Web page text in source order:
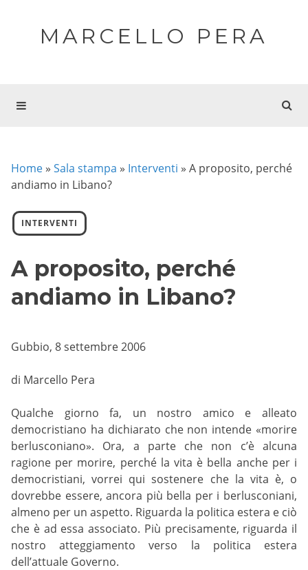
MARCELLO PERA
Home » Sala stampa » Interventi » A proposito, perché
andiamo in Libano?
INTERVENTI
A proposito, perché
andiamo in Libano?
Gubbio, 8 settembre 2006
di Marcello Pera
Qualche giorno fa, un nostro amico e alleato
democristiano ha dichiarato che non intende «morire
berlusconiano». Ora, a parte che non c’è alcuna
ragione per morire, perché la vita è bella anche per i
democristiani, vorrei qui sostenere che la vita è, o
dovrebbe essere, ancora più bella per i berlusconiani,
almeno per un aspetto. Riguarda la politica estera e ciò
che è ad essa associato. Più precisamente, riguarda il
nostro atteggiamento verso la politica estera
dell’attuale Governo.